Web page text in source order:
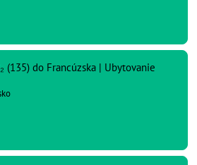
(135) do Francúzska | Ubytovanie